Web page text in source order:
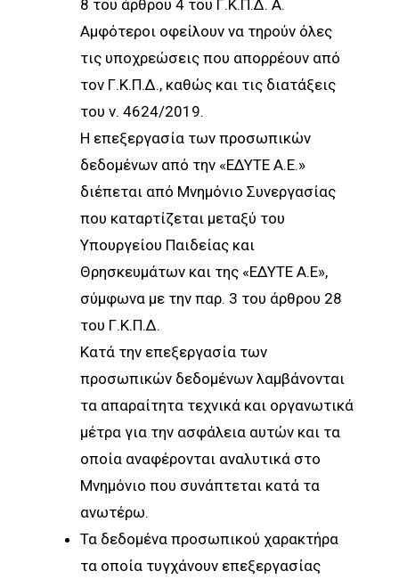
8 του άρθρου 4 του Γ.Κ.Π.Δ. Α.
Αμφότεροι οφείλουν να τηρούν όλες
τις υποχρεώσεις που απορρέουν από
τον Γ.Κ.Π.Δ., καθώς και τις διατάξεις
του ν. 4624/2019.
Η επεξεργασία των προσωπικών
δεδομένων από την «ΕΔΥΤΕ Α.Ε.»
διέπεται από Μνημόνιο Συνεργασίας
που καταρτίζεται μεταξύ του
Υπουργείου Παιδείας και
Θρησκευμάτων και της «ΕΔΥΤΕ Α.Ε»,
σύμφωνα με την παρ. 3 του άρθρου 28
του Γ.Κ.Π.Δ.
Κατά την επεξεργασία των
προσωπικών δεδομένων λαμβάνονται
τα απαραίτητα τεχνικά και οργανωτικά
μέτρα για την ασφάλεια αυτών και τα
οποία αναφέρονται αναλυτικά στο
Μνημόνιο που συνάπτεται κατά τα
ανωτέρω.
Τα δεδομένα προσωπικού χαρακτήρα
τα οποία τυγχάνουν επεξεργασίας